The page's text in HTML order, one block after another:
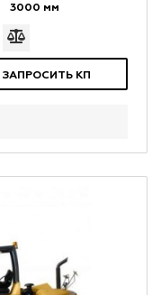
3000 мм
ЗАПРОСИТЬ КП